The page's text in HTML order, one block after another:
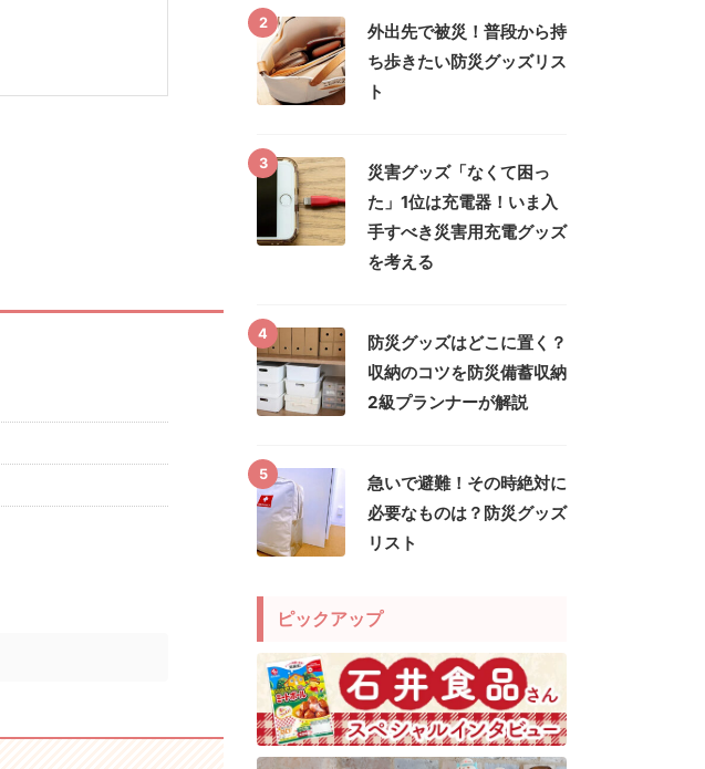
2
外出先で被災！普段から持
ち歩きたい防災グッズリス
ト
3
災害グッズ「なくて困っ
た」1位は充電器！いま入
手すべき災害用充電グッズ
を考える
4
防災グッズはどこに置く？
収納のコツを防災備蓄収納
2級プランナーが解説
5
急いで避難！その時絶対に
必要なものは？防災グッズ
リスト
ピックアップ